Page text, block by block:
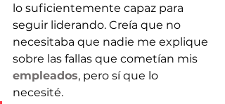
lo suficientemente capaz para
seguir liderando. Creía que no
necesitaba que nadie me explique
sobre las fallas que cometían mis
empleados, pero sí que lo
necesité.